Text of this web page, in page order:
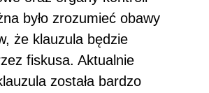
było zrozumieć obawy
że klauzula będzie
fiskusa. Aktualnie
została bardzo